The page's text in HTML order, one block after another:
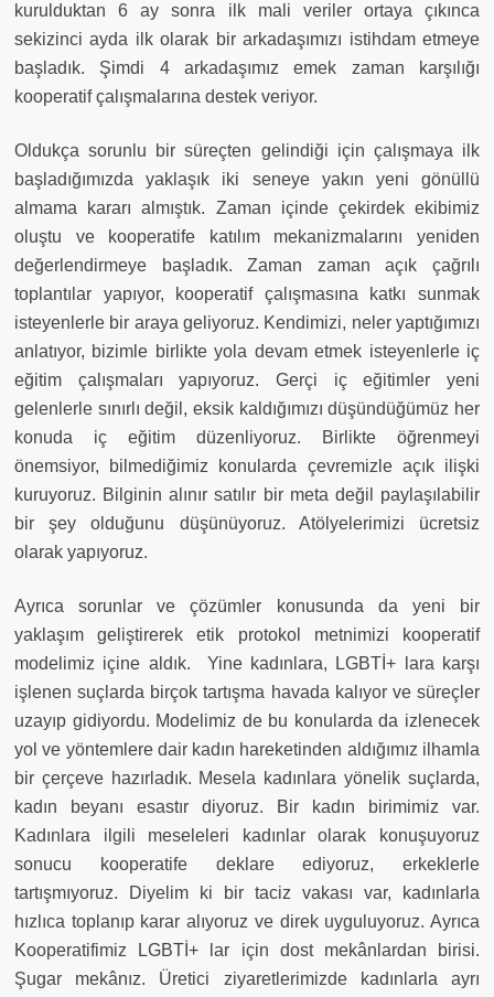
kurulduktan 6 ay sonra ilk mali veriler ortaya çıkınca
sekizinci ayda ilk olarak bir arkadaşımızı istihdam etmeye
başladık. Şimdi 4 arkadaşımız emek zaman karşılığı
kooperatif çalışmalarına destek veriyor.
Oldukça sorunlu bir süreçten gelindiği için çalışmaya ilk
başladığımızda yaklaşık iki seneye yakın yeni gönüllü
almama kararı almıştık. Zaman içinde çekirdek ekibimiz
oluştu ve kooperatife katılım mekanizmalarını yeniden
değerlendirmeye başladık. Zaman zaman açık çağrılı
toplantılar yapıyor, kooperatif çalışmasına katkı sunmak
isteyenlerle bir araya geliyoruz. Kendimizi, neler yaptığımızı
anlatıyor, bizimle birlikte yola devam etmek isteyenlerle iç
eğitim çalışmaları yapıyoruz. Gerçi iç eğitimler yeni
gelenlerle sınırlı değil, eksik kaldığımızı düşündüğümüz her
konuda iç eğitim düzenliyoruz. Birlikte öğrenmeyi
önemsiyor, bilmediğimiz konularda çevremizle açık ilişki
kuruyoruz. Bilginin alınır satılır bir meta değil paylaşılabilir
bir şey olduğunu düşünüyoruz. Atölyelerimizi ücretsiz
olarak yapıyoruz.
Ayrıca sorunlar ve çözümler konusunda da yeni bir
yaklaşım geliştirerek etik protokol metnimizi kooperatif
modelimiz içine aldık.
Yine kadınlara, LGBTİ+ lara karşı
işlenen suçlarda birçok tartışma havada kalıyor ve süreçler
uzayıp gidiyordu. Modelimiz de bu konularda da izlenecek
yol ve yöntemlere dair kadın hareketinden aldığımız ilhamla
bir çerçeve hazırladık. Mesela kadınlara yönelik suçlarda,
kadın beyanı esastır diyoruz. Bir kadın birimimiz var.
Kadınlara ilgili meseleleri kadınlar olarak konuşuyoruz
sonucu kooperatife deklare ediyoruz, erkeklerle
tartışmıyoruz. Diyelim ki bir taciz vakası var, kadınlarla
hızlıca toplanıp karar alıyoruz ve direk uyguluyoruz. Ayrıca
Kooperatifimiz LGBTİ+ lar için dost mekânlardan birisi.
Şugar mekânız. Üretici ziyaretlerimizde kadınlarla ayrı